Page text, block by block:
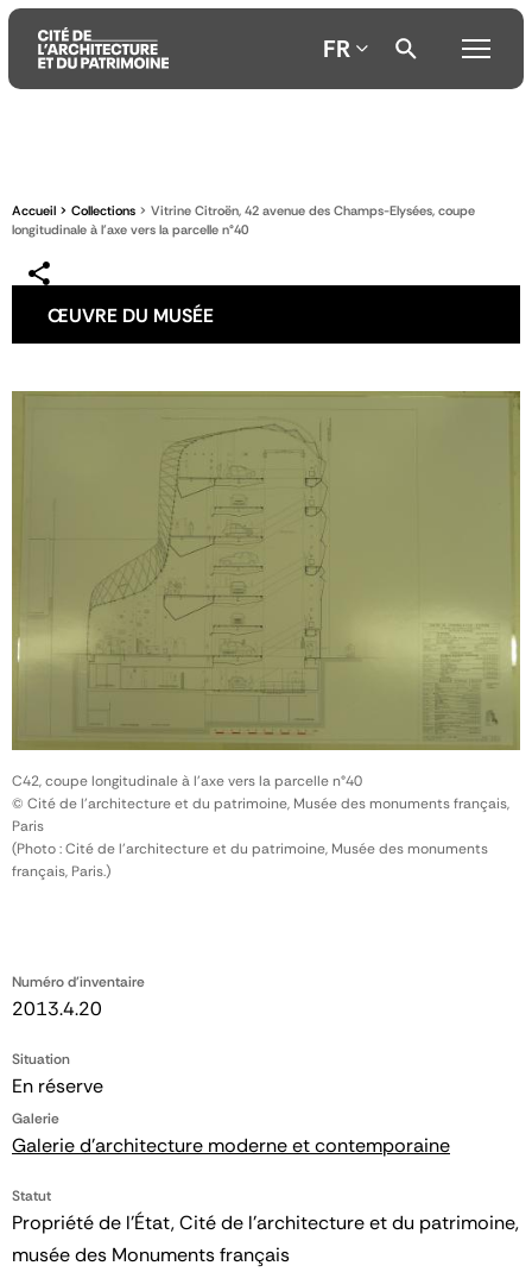
contenu
principal
menu
principal
la
recherche
FR
Accueil Collections
Vitrine Citroën, 42 avenue des Champs-Elysées, coupe
longitudinale à l'axe vers la parcelle n°40
ŒUVRE DU MUSÉE
Numéro d'inventaire
2013.4.20
Situation
En réserve
Galerie
Galerie d'architecture moderne et contemporaine
Statut
Propriété de l’État, Cité de l’architecture et du patrimoine,
musée des Monuments français
C42, coupe longitudinale à l'axe vers la parcelle n°40
© Cité de l'architecture et du patrimoine, Musée des monuments français,
Paris
(Photo : Cité de l'architecture et du patrimoine, Musée des monuments
français, Paris.)